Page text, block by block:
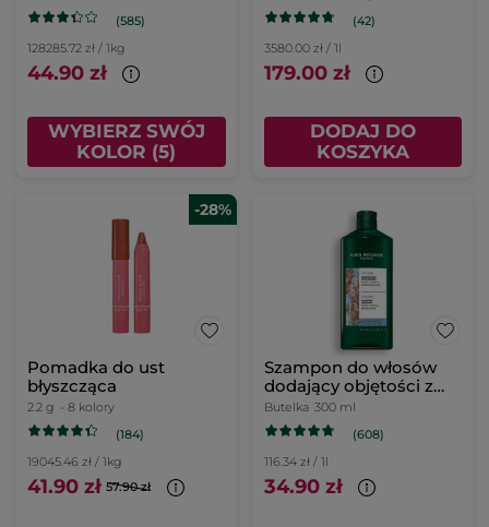
(585)
128285.72 zł / 1kg
44.90 zł
WYBIERZ SWÓJ
KOLOR (5)
(42)
3580.00 zł / 1l
179.00 zł
DODAJ DO
KOSZYKA
-28%
Pomadka do ust
błyszcząca
2.2 g - 8 kolory
(184)
19045.46 zł / 1kg
41.90 zł 57.90 zł
Szampon do włosów
dodający objętości z
peptydami z komosy
ryżowej 300 ml
Butelka 300 ml
(608)
116.34 zł / 1l
34.90 zł